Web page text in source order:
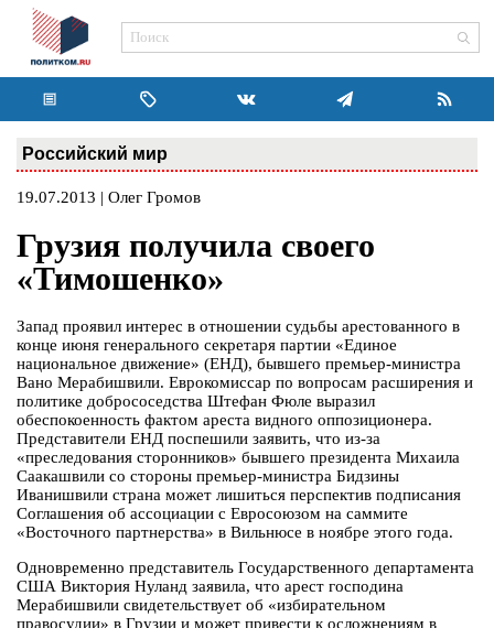
Российский мир
19.07.2013 | Олег Громов
Грузия получила своего
«Тимошенко»
Запад проявил интерес в отношении судьбы арестованного в
конце июня генерального секретаря партии «Единое
национальное движение» (ЕНД), бывшего премьер-министра
Вано Мерабишвили. Еврокомиссар по вопросам расширения и
политике добрососедства Штефан Фюле выразил
обеспокоенность фактом ареста видного оппозиционера.
Представители ЕНД поспешили заявить, что из-за
«преследования сторонников» бывшего президента Михаила
Саакашвили со стороны премьер-министра Бидзины
Иванишвили страна может лишиться перспектив подписания
Соглашения об ассоциации с Евросоюзом на саммите
«Восточного партнерства» в Вильнюсе в ноябре этого года.
Одновременно представитель Государственного департамента
США Виктория Нуланд заявила, что арест господина
Мерабишвили свидетельствует об «избирательном
правосудии» в Грузии и может привести к осложнениям в